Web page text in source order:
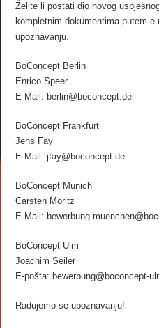
Želite li postati dio novog
kompletnim dokumentima putem
upoznavanju.
BoConcept Berlin
Enrico Speer
E-Mail: berlin@boconcept.de
BoConcept Frankfurt
Jens Fay
E-Mail: jfay@boconcept.de
BoConcept Munich
Carsten Moritz
E-Mail:
BoConcept Ulm
Joachim Seiler
E-pošta: bewerbung@boconcept-
Radujemo se upoznavanju!